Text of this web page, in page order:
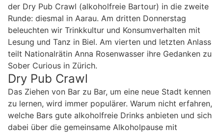
der Dry Pub Crawl (alkoholfreie Bartour) in die zweite
Runde: diesmal in Aarau. Am dritten Donnerstag
beleuchten wir Trinkkultur und Konsumverhalten mit
Lesung und Tanz in Biel. Am vierten und letzten Anlass
teilt Nationalrätin Anna Rosenwasser ihre Gedanken zu
Sober Curious in Zürich.
Dry Pub Crawl
Das Ziehen von Bar zu Bar, um eine neue Stadt kennen
zu lernen, wird immer populärer. Warum nicht erfahren,
welche Bars gute alkoholfreie Drinks anbieten und sich
dabei über die gemeinsame Alkoholpause mit